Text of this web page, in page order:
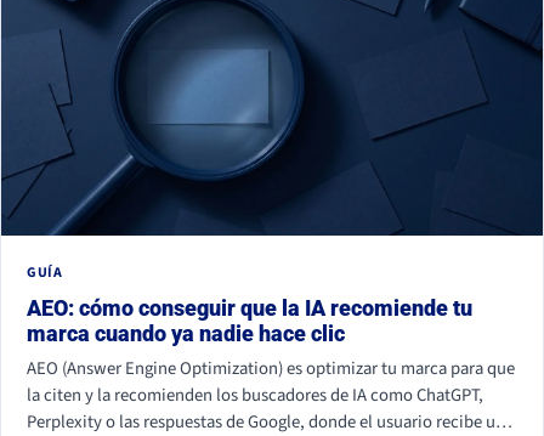
GUÍA
AEO: cómo conseguir que la IA recomiende tu
marca cuando ya nadie hace clic
AEO (Answer Engine Optimization) es optimizar tu marca para que
la citen y la recomienden los buscadores de IA como ChatGPT,
Perplexity o las respuestas de Google, donde el usuario recibe una